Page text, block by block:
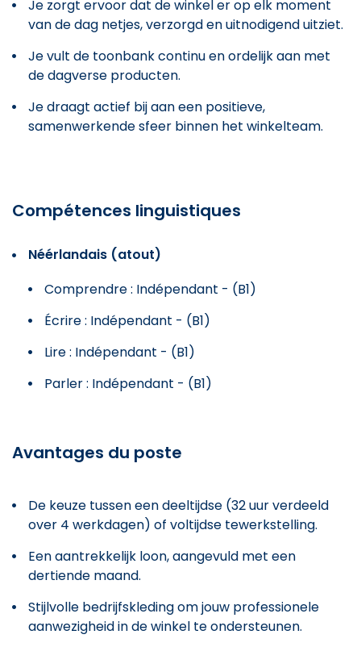
Je zorgt ervoor dat de winkel er op elk moment
van de dag netjes, verzorgd en uitnodigend uitziet.
Je vult de toonbank continu en ordelijk aan met
de dagverse producten.
Je draagt actief bij aan een positieve,
samenwerkende sfeer binnen het winkelteam.
Compétences linguistiques
Néérlandais (atout)
Comprendre : Indépendant - (B1)
Écrire : Indépendant - (B1)
Lire : Indépendant - (B1)
Parler : Indépendant - (B1)
Avantages du poste
De keuze tussen een deeltijdse (32 uur verdeeld
over 4 werkdagen) of voltijdse tewerkstelling.
Een aantrekkelijk loon, aangevuld met een
dertiende maand.
Stijlvolle bedrijfskleding om jouw professionele
aanwezigheid in de winkel te ondersteunen.